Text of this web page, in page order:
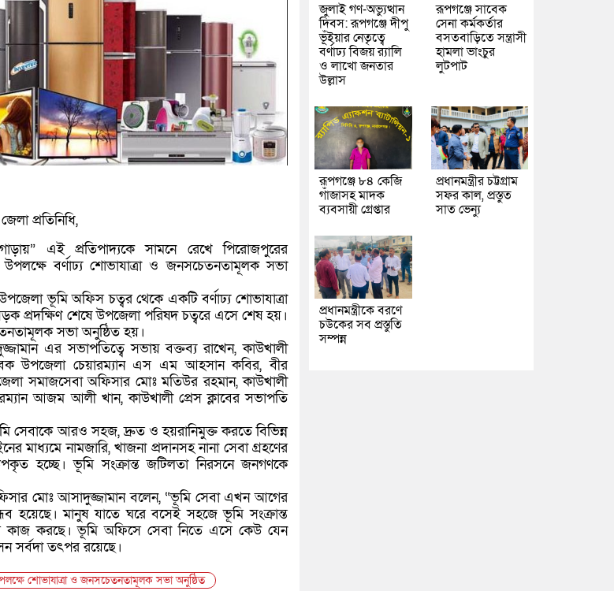
প্রতিনিধি,
এই প্রতিপাদ্যকে সামনে রেখে পিরোজপুরের
বর্ণাঢ্য শোভাযাত্রা ও জনসচেতনতামূলক সভা
ভূমি অফিস চত্বর থেকে একটি বর্ণাঢ্য শোভাযাত্রা
প্রদক্ষিণ শেষে উপজেলা পরিষদ চত্বরে এসে শেষ হয়।
সভা অনুষ্ঠিত হয়।
এর সভাপতিত্বে সভায় বক্তব্য রাখেন, কাউখালী
উপজেলা চেয়ারম্যান এস এম আহসান কবির, বীর
সমাজসেবা অফিসার মোঃ মতিউর রহমান, কাউখালী
আজম আলী খান, কাউখালী প্রেস ক্লাবের সভাপতি
সেবাকে আরও সহজ, দ্রুত ও হয়রানিমুক্ত করতে বিভিন্ন
মাধ্যমে নামজারি, খাজনা প্রদানসহ নানা সেবা গ্রহণের
হচ্ছে। ভূমি সংক্রান্ত জটিলতা নিরসনে জনগণকে
মোঃ আসাদুজ্জামান বলেন, “ভূমি সেবা এখন আগের
হয়েছে। মানুষ যাতে ঘরে বসেই সহজে ভূমি সংক্রান্ত
কাজ করছে। ভূমি অফিসে সেবা নিতে এসে কেউ যেন
সর্বদা তৎপর রয়েছে।
শোভাযাত্রা ও জনসচেতনতামূলক সভা অনুষ্ঠিত
জুলাই গণ-অভ্যুত্থান
দিবস: রূপগঞ্জে দীপু
ভূঁইয়ার নেতৃত্বে
বর্ণাঢ্য বিজয় র‌্যালি
ও লাখো জনতার
উল্লাস
রূপগঞ্জে সাবেক
সেনা কর্মকর্তার
বসতবাড়িতে সন্ত্রাসী
হামলা ভাংচুর
লুটপাট
রূপগঞ্জে ৮৪ কেজি
গাঁজাসহ মাদক
ব্যবসায়ী গ্রেপ্তার
প্রধানমন্ত্রীর চট্টগ্রাম
সফর কাল, প্রস্তুত
সাত ভেন্যু
প্রধানমন্ত্রীকে বরণে
চউকের সব প্রস্তুতি
সম্পন্ন